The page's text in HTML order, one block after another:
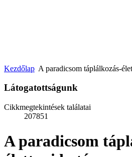
Kezdőlap A paradicsom táplálkozás-
Látogatottságunk
Cikkmegtekintések találatai
207851
A paradicsom